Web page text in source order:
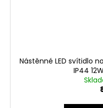
Nástěnné LED svítidlo
IP44